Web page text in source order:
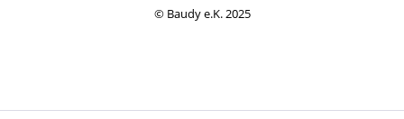
© Baudy e.K. 2025